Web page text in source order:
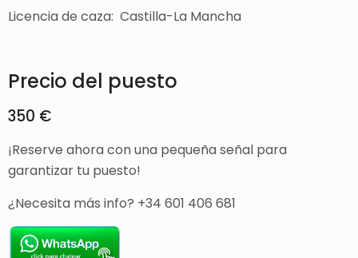
Licencia de caza: Castilla-La Mancha
Precio del puesto
350 €
¡Reserve ahora con una pequeña señal para
garantizar tu puesto!
¿Necesita más info? +34 601 406 681